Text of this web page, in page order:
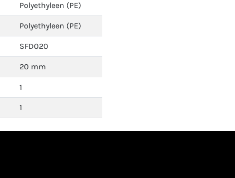
Polyethyleen (PE)
Polyethyleen (PE)
SFD020
20 mm
1
1